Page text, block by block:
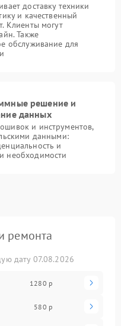
доставку техники
и качественный
Клиенты могут
Также
обслуживание для
решение и
данных
и инструментов,
данными:
и
необходимости
ремонта
дату 07.08.2026
1280 р
580 р